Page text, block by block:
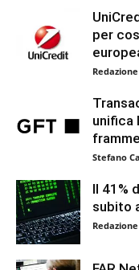
per
unifica
Stefano
Il 41%
subito